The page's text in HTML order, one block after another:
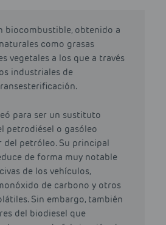
biocombustible, obtenido a
como grasas
vegetales a los que a través
industriales de
para ser un sustituto
petrodiésel o gasóleo
petróleo. Su principal
de forma muy notable
de los vehículos,
de carbono y otros
Sin embargo, también
del biodiesel que